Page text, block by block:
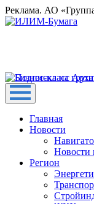
Реклама. АО
Главная
Новости
Новости
Регион